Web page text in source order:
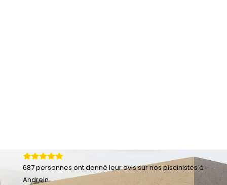
687personnes ont donné leuravis sur nos piscinistes à
Andrein